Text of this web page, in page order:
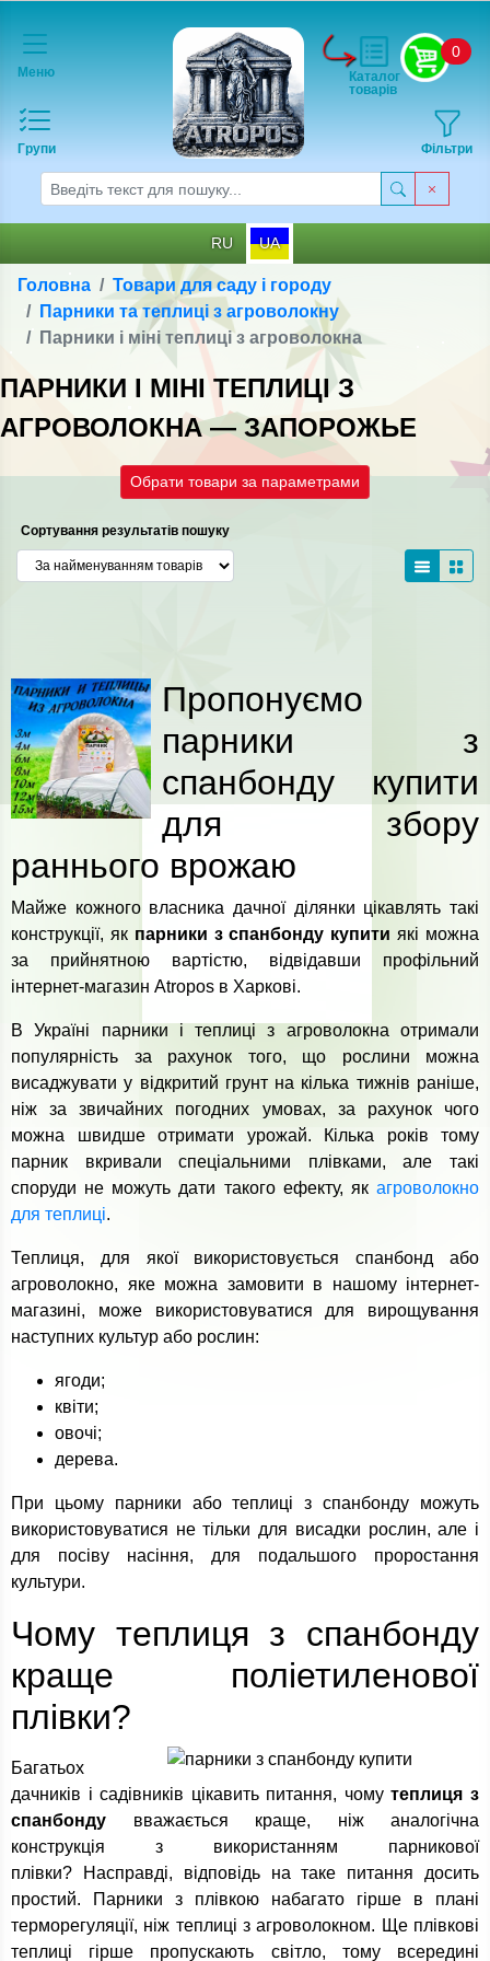
Меню
Групи
0
Фільтри
Каталог
товарів
RU UA
Головна
Товари для саду і городу
Парники та теплиці з агроволокну
Парники і міні теплиці з агроволокна
ПАРНИКИ І МІНІ ТЕПЛИЦІ З
АГРОВОЛОКНА — ЗАПОРОЖЬЕ
Обрати товари за параметрами
Сортування результатів пошуку
Пропонуємо
парники з
спанбонду купити
для збору
раннього врожаю
Майже кожного власника дачної ділянки цікавлять такі
конструкції, як парники з спанбонду купити які можна
за прийнятною вартістю, відвідавши профільний
інтернет-магазин Atropos в Харкові.
В Україні парники і теплиці з агроволокна отримали
популярність за рахунок того, що рослини можна
висаджувати у відкритий грунт на кілька тижнів раніше,
ніж за звичайних погодних умовах, за рахунок чого
можна швидше отримати урожай. Кілька років тому
парник вкривали спеціальними плівками, але такі
споруди не можуть дати такого ефекту, як агроволокно
для теплиці.
Теплиця, для якої використовується спанбонд або
агроволокно, яке можна замовити в нашому інтернет-
магазині, може використовуватися для вирощування
наступних культур або рослин:
ягоди;
квіти;
овочі;
дерева.
При цьому парники або теплиці з спанбонду можуть
використовуватися не тільки для висадки рослин, але і
для посіву насіння, для подальшого проростання
культури.
Чому теплиця з спанбонду
краще поліетиленової
плівки?
Багатьох
дачників і садівників цікавить питання, чомутеплиця з
спанбонду вважається краще, ніж аналогічна
конструкція з використанням парникової
плівки? Насправді, відповідь на таке питання досить
простий. Парники з плівкою набагато гірше в плані
терморегуляції, ніж теплиці з агроволокном. Ще плівкові
теплиці гірше пропускають світло, тому всередині